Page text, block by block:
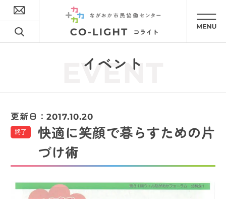
イベント
EVENT
更新日：2017.10.20
終了
快適に笑顔で暮らすための片
づけ術